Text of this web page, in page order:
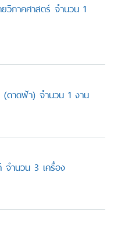
วิภาคศาสตร์ จำนวน 1
(ดาดฟ้า) จำนวน 1 งาน
จำนวน 3 เครื่อง